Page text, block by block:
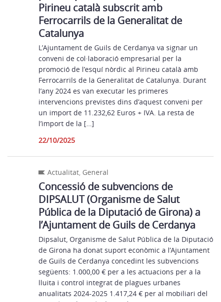
Pirineu català subscrit amb
Ferrocarrils de la Generalitat de
Catalunya
L’Ajuntament de Guils de Cerdanya va signar un
conveni de col·laboració empresarial per la
promoció de l’esquí nòrdic al Pirineu català amb
Ferrocarrils de la Generalitat de Catalunya. Durant
l’any 2024 es van executar les primeres
intervencions previstes dins d’aquest conveni per
un import de 11.232,62 Euros + IVA. La resta de
l’import de la […]
22/10/2025
Actualitat, General
Concessió de subvencions de
DIPSALUT (Organisme de Salut
Pública de la Diputació de Girona) a
l’Ajuntament de Guils de Cerdanya
Dipsalut, Organisme de Salut Pública de la Diputació
de Girona ha donat suport econòmic a l’Ajuntament
de Guils de Cerdanya concedint les subvencions
següents: 1.000,00 € per a les actuacions per a la
lluita i control integrat de plagues urbanes
anualitats 2024-2025 1.417,24 € per al mobiliari del